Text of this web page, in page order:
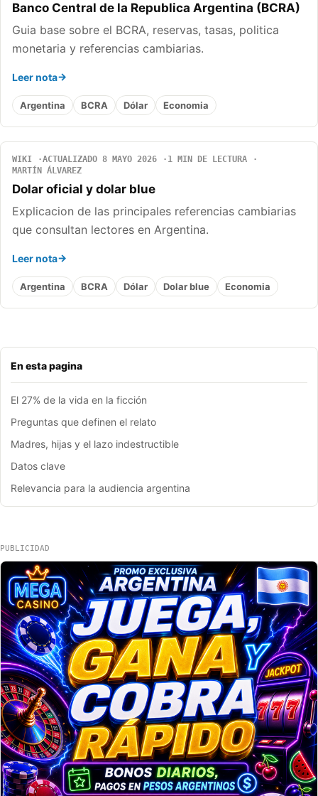
En esta pagina
El 27% de la vida en la ficción
Preguntas que definen el relato
Madres, hijas y el lazo indestructible
Datos clave
Relevancia para la audiencia argentina
Banco Central de la Republica Argentina (BCRA)
Guia base sobre el BCRA, reservas, tasas, politica
monetaria y referencias cambiarias.
Leer nota
Argentina BCRA Dólar Economia
WIKI ACTUALIZADO 8 MAYO 2026
1 MIN DE LECTURA
MARTÍN ÁLVAREZ
Dolar oficial y dolar blue
Explicacion de las principales referencias cambiarias
que consultan lectores en Argentina.
Leer nota
Argentina BCRA Dólar Dolar blue Economia
PUBLICIDAD